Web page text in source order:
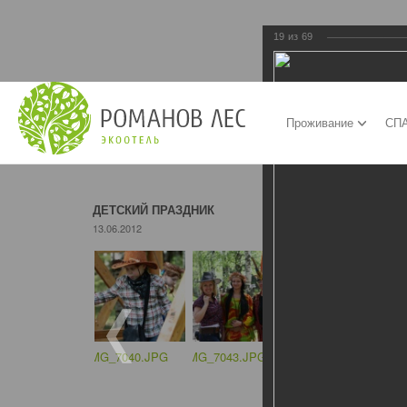
Проживание
ДЕТСКИЙ ПРАЗДНИК
13.06.2012
19 из 69